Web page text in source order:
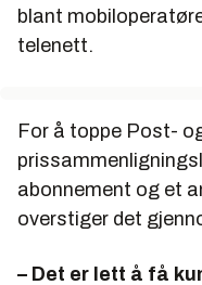
blant
telenett.
For å toppe Post-
abonnement og et
overstiger det
– Det er lett å få